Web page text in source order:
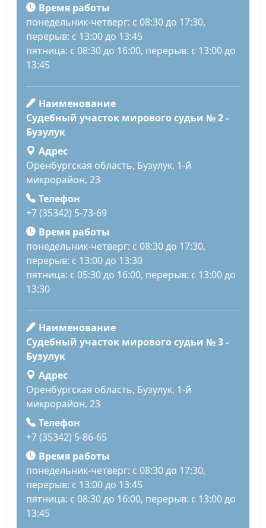
Время работы
понедельник-четверг: с 08:30 до 17:30,
перерыв: с 13:00 до 13:45
пятница: с 08:30 до 16:00, перерыв: с 13:00 до
13:45
Наименование
Судебный участок мирового судьи № 2 -
Бузулук
Адрес
Оренбургская область, Бузулук, 1-й
микрорайон, 23
Телефон
+7 (35342) 5-73-69
Время работы
понедельник-четверг: с 08:30 до 17:30,
перерыв: с 13:00 до 13:30
пятница: с 05:30 до 16:00, перерыв: с 13:00 до
13:30
Наименование
Судебный участок мирового судьи № 3 -
Бузулук
Адрес
Оренбургская область, Бузулук, 1-й
микрорайон, 23
Телефон
+7 (35342) 5-86-65
Время работы
понедельник-четверг: с 08:30 до 17:30,
перерыв: с 13:00 до 13:45
пятница: с 08:30 до 16:00, перерыв: с 13:00 до
13:45